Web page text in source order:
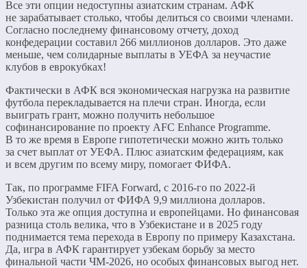
Все эти опции недоступны азиатским странам. АФК
не зарабатывает столько, чтобы делиться со своими членами.
Согласно последнему финансовому отчету, доход
конфедерации составил 266 миллионов долларов. Это даже
меньше, чем солидарные выплаты в УЕФА за неучастие
клубов в еврокубках!
Фактически в АФК вся экономическая нагрузка на развитие
футбола перекладывается на плечи стран. Иногда, если
выиграть грант, можно получить небольшое
софинансирование по проекту AFC Enhance Programme.
В то же время в Европе гипотетически можно жить только
за счет выплат от УЕФА. Плюс азиатским федерациям, как
и всем другим по всему миру, помогает ФИФА.
Так, по программе FIFA Forward, с 2016-го по 2022-й
Узбекистан получил от ФИФА 9,9 миллиона долларов.
Только эта же опция доступна и европейцами. Но финансовая
разница столь велика, что в Узбекистане и в 2025 году
поднимается тема перехода в Европу по примеру Казахстана.
Да, игра в АФК гарантирует узбекам борьбу за место
финальной части ЧМ-2026, но особых финансовых выгод нет.